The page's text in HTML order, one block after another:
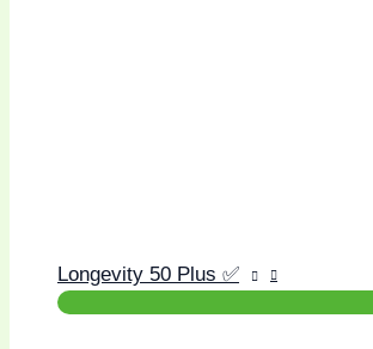
Longevity 50 Plus ✅